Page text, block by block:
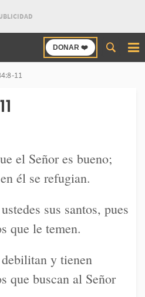
DONAR ❤️
11
el Señor es bueno;
él se refugian.
sus santos, pues
que le temen.
y tienen
que buscan al Señor